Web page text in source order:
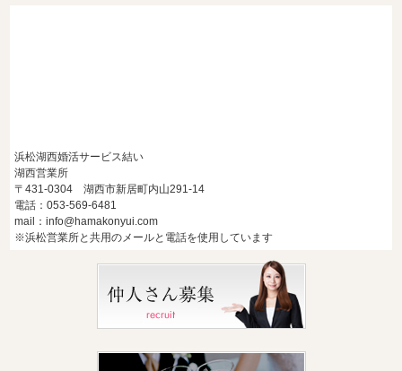
浜松湖西婚活サービス結い
湖西営業所
〒431-0304 湖西市新居町内山291-14
電話：053-569-6481
mail：info@hamakonyui.com
※浜松営業所と共用のメールと電話を使用しています